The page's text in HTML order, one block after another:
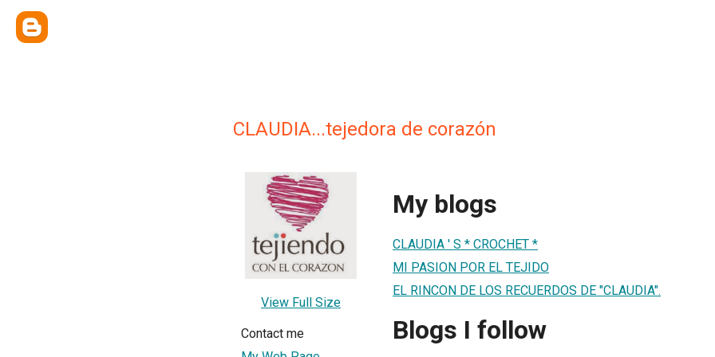
CLAUDIA...tejedora de corazón
View Full Size
Contact me
My blogs
CLAUDIA ' S * CROCHET *
MI PASION POR EL TEJIDO
EL RINCON DE LOS RECUERDOS DE "CLAUDIA".
Blogs I follow